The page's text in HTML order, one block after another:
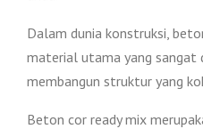
Dalam dunia konstruksi,
material utama yang sangat
membangun struktur yang
Beton cor ready mix